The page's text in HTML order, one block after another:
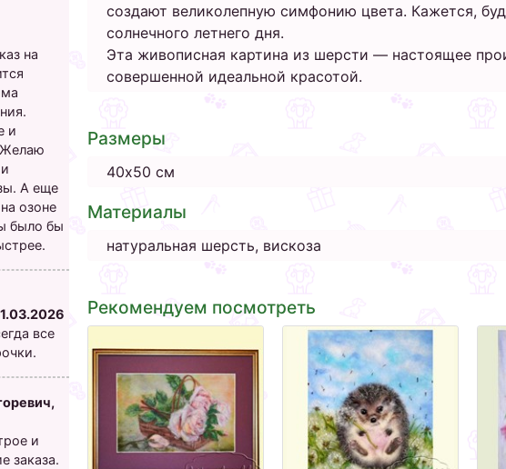
на
и
А еще
озоне
было бы
все
и
заказа.
создают великолепную симфонию цвета. Кажется,
солнечного летнего дня.
Эта живописная картина из шерсти — настоящее
совершенной идеальной красотой.
Размеры
40х50 см
Материалы
натуральная шерсть, вискоза
Рекомендуем посмотреть